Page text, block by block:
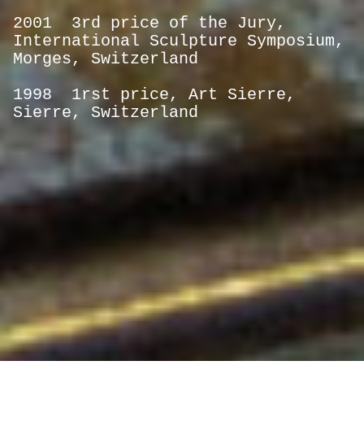
2001 3rd price of the Jury,
International Sculpture Symposium,
Morges, Switzerland
1998 1rst price, Art Sierre,
Sierre, Switzerland